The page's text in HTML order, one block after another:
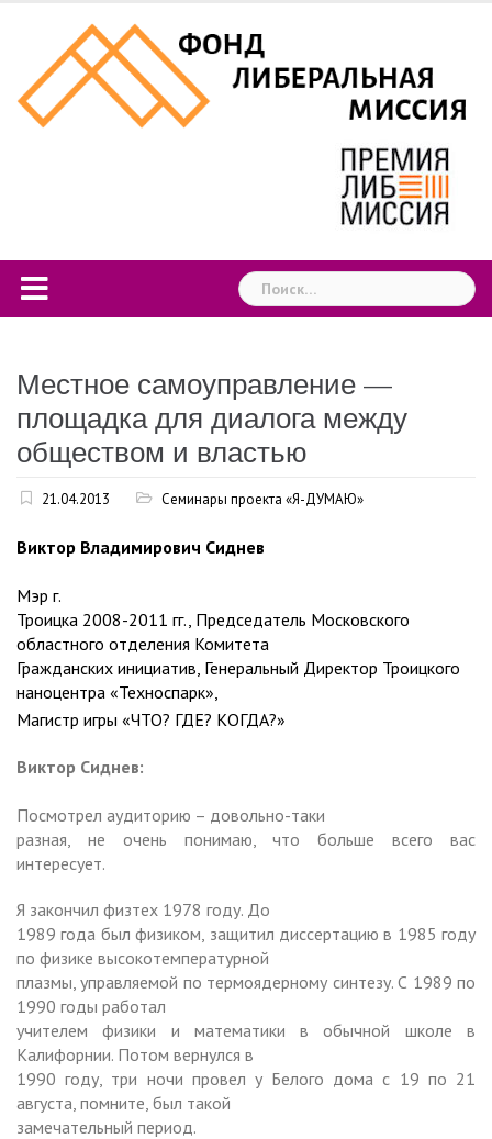
content
Найти:
Местное самоуправление —
площадка для диалога между
обществом и властью
21.04.2013 Семинары проекта «Я-ДУМАЮ»
Виктор Владимирович Сиднев
Мэр г.
Троицка 2008-2011 гг., Председатель Московского
областного отделения Комитета
Гражданских инициатив, Генеральный Директор Троицкого
наноцентра «Техноспарк»,
Магистр игры «ЧТО? ГДЕ? КОГДА?»
Виктор Сиднев:
Посмотрел аудиторию – довольно-таки
разная, не очень понимаю, что больше всего вас
интересует.
Я закончил физтех 1978 году. До
1989 года был физиком, защитил диссертацию в 1985 году
по физике высокотемпературной
плазмы, управляемой по термоядерному синтезу. С 1989 по
1990 годы работал
учителем физики и математики в обычной школе в
Калифорнии. Потом вернулся в
1990 году, три ночи провел у Белого дома с 19 по 21
августа, помните, был такой
замечательный период.